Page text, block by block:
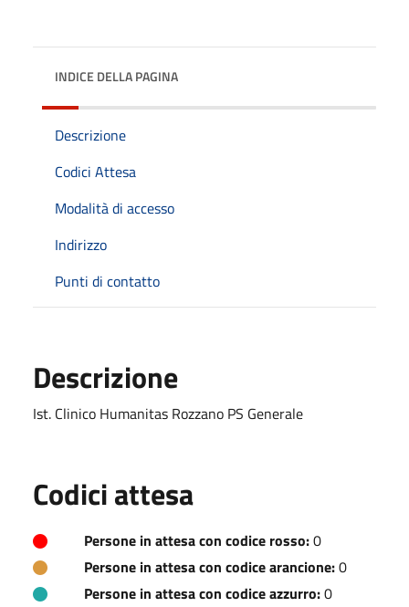
INDICE DELLA PAGINA
Descrizione
Codici Attesa
Modalità di accesso
Indirizzo
Punti di contatto
Descrizione
Ist. Clinico Humanitas Rozzano PS Generale
Codici attesa
Persone in attesa con codice rosso:0
Persone in attesa con codice arancione:0
Persone in attesa con codice azzurro:0